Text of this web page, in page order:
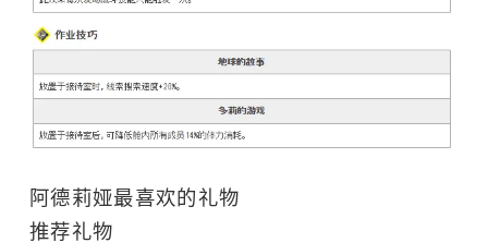
阿德莉娅最喜欢的礼物
推荐礼物